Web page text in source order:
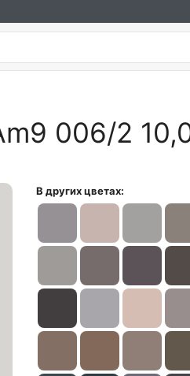
006/2
В других цветах: